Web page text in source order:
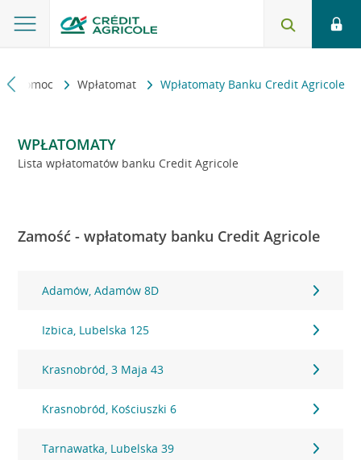
i pomoc Wpłatomat Wpłatomaty Banku Credit Agricole
WPŁATOMATY
Lista wpłatomatów banku Credit Agricole
Zamość - wpłatomaty banku Credit Agricole
Adamów, Adamów 8D
Izbica, Lubelska 125
Krasnobród, 3 Maja 43
Krasnobród, Kościuszki 6
Tarnawatka, Lubelska 39